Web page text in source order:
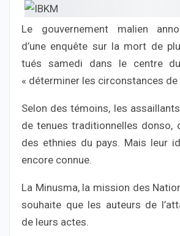
Le gouvernement malien
d’une enquête sur la mort de
tués samedi dans le centre
« déterminer les circonstances de
Selon des témoins, les
de tenues traditionnelles donso,
des ethnies du pays. Mais leur
encore connue.
La Minusma, la mission des
souhaite que les auteurs de
de leurs actes.